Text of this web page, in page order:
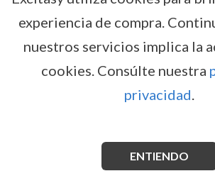
CALZONCILLO
OVERSIZED PAW XXL
Calzoncillo masculinos Prowler negros
experiencia de compra.
nuestros servicios implica la
cookies.Consúlte nuestra
privacidad.
ENTIENDO